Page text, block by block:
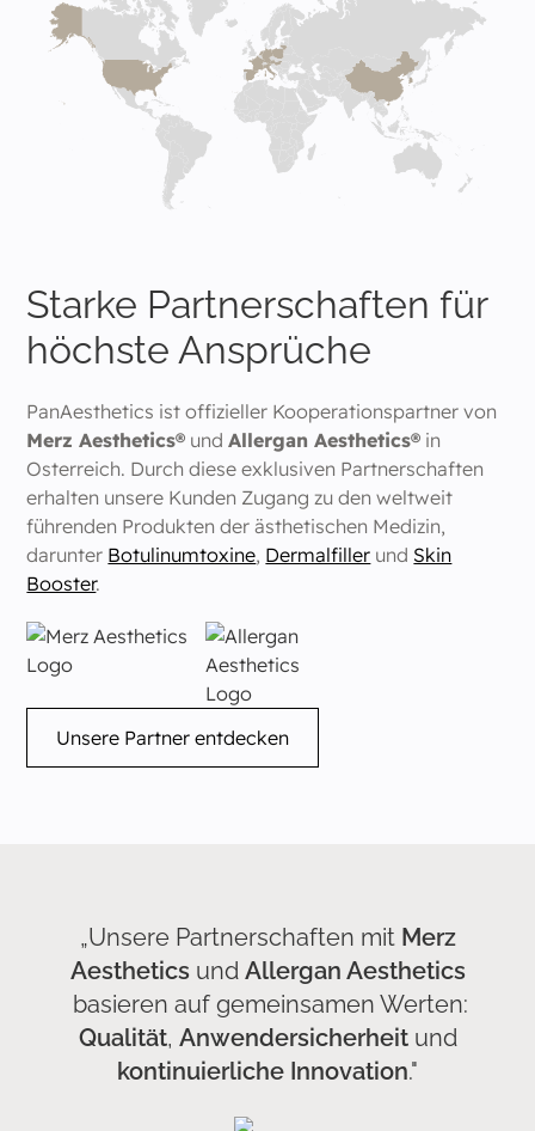
Starke Partnerschaften für
höchste Ansprüche
PanAesthetics ist offizieller Kooperationspartner von
Merz Aesthetics® undAllergan Aesthetics® in
Osterreich. Durch diese exklusiven Partnerschaften
erhalten unsere Kunden Zugang zu den weltweit
führenden Produkten der ästhetischen Medizin,
darunter Botulinumtoxine, Dermalfiller und Skin
Booster.
Unsere Partner entdecken
„Unsere Partnerschaften mit Merz
Aestheticsund Allergan Aesthetics
basieren auf gemeinsamen Werten:
Qualität, Anwendersicherheitund
kontinuierliche Innovation."